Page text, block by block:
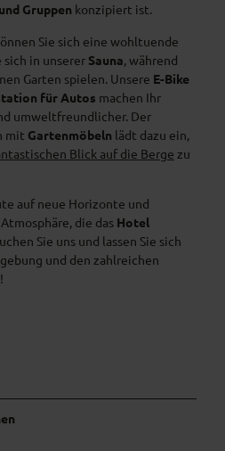
Gruppen konzipiert ist.
Sie sich eine wohltuende
sich in unserer Sauna , während
Garten spielen. Unsere E-Bike
für Autos machen Ihr
umweltfreundlicher. Der
mit Gartenmöbeln lädt dazu ein,
Blick auf die Berge zu
auf neue Horizonte und
die das Hotel
Sie uns und lassen Sie sich
und den zahlreichen